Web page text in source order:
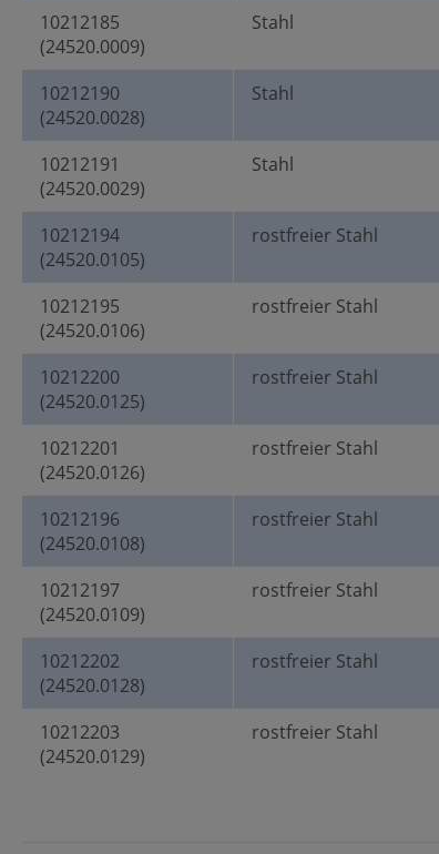
10212185
(24520.0009)
Stahl
10212190
(24520.0028)
Stahl
10212191
(24520.0029)
Stahl
10212194
(24520.0105)
rostfreier Stahl
10212195
(24520.0106)
rostfreier Stahl
10212200
(24520.0125)
rostfreier Stahl
10212201
(24520.0126)
rostfreier Stahl
10212196
(24520.0108)
rostfreier Stahl
10212197
(24520.0109)
rostfreier Stahl
10212202
(24520.0128)
rostfreier Stahl
10212203
(24520.0129)
rostfreier Stahl